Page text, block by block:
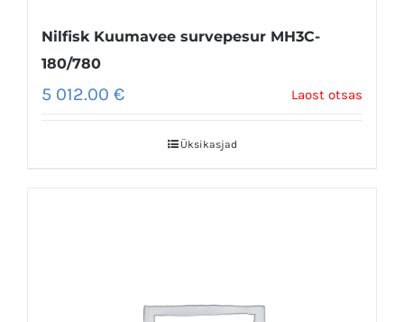
Nilfisk Kuumavee survepesur MH3C-
180/780
5 012.00 € Laost otsas
Üksikasjad